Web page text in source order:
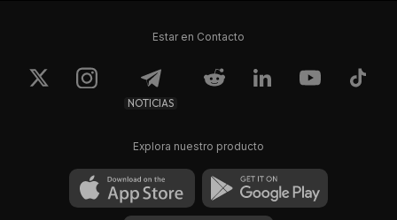
Estar en Contacto
NOTICIAS
Explora nuestro producto